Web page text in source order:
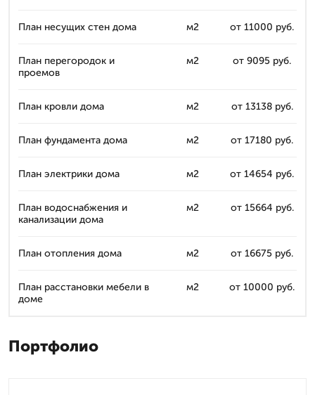
План несущих стен дома м2 от 11000 руб.
План перегородок и
проемов
м2 от 9095 руб.
План кровли дома м2 от 13138 руб.
План фундамента дома м2 от 17180 руб.
План электрики дома м2 от 14654 руб.
План водоснабжения и
канализации дома
м2 от 15664 руб.
План отопления дома м2 от 16675 руб.
План расстановки мебели в
доме
м2 от 10000 руб.
Портфолио